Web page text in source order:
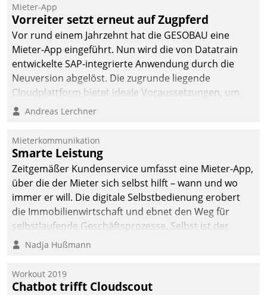
Quartier. Dazwischen
zeigte Datatrain, was es
Neues zu bieten hat.
Mieter-App
Vorreiter setzt erneut auf Zugpferd
Vor rund einem Jahrzehnt hat die GESOBAU eine
Mieter-App eingeführt. Nun wird die von Datatrain
entwickelte SAP-integrierte Anwendung durch die
Neuversion abgelöst. Die zugrunde liegende
Cloudplattform bietet ideale Voraussetzungen, um
die Funktionalität der App zu erweitern und weitere
integrieren.
Andreas Lerchner
Mieterkommunikation
Smarte Leistung
Zeitgemäßer Kundenservice umfasst eine Mieter-App,
über die der Mieter sich selbst hilft – wann und wo
immer er will. Die digitale Selbstbedienung erobert
die Immobilienwirtschaft und ebnet den Weg für
selbstlaufende Geschäftsprozesse. Selbst ist der
Kunde und smart der Serviceanbieter.
Nadja Hußmann
Workout 2019
Chatbot trifft Cloudscout